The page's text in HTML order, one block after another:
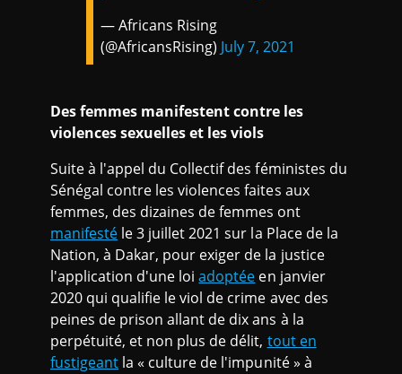
— Africans Rising
(@AfricansRising) July 7, 2021
Des femmes manifestent contre les
violences sexuelles et les viols
Suite à l'appel du Collectif des féministes du
Sénégal contre les violences faites aux
femmes, des dizaines de femmes ont
manifesté le 3 juillet 2021 sur la Place de la
Nation, à Dakar, pour exiger de la justice
l'application d'une loiadoptée en janvier
2020 qui qualifie le viol de crime avec des
peines de prison allant de dix ans à la
perpétuité, et non plus de délit, tout en
fustigeant la « culture de l'impunité » à